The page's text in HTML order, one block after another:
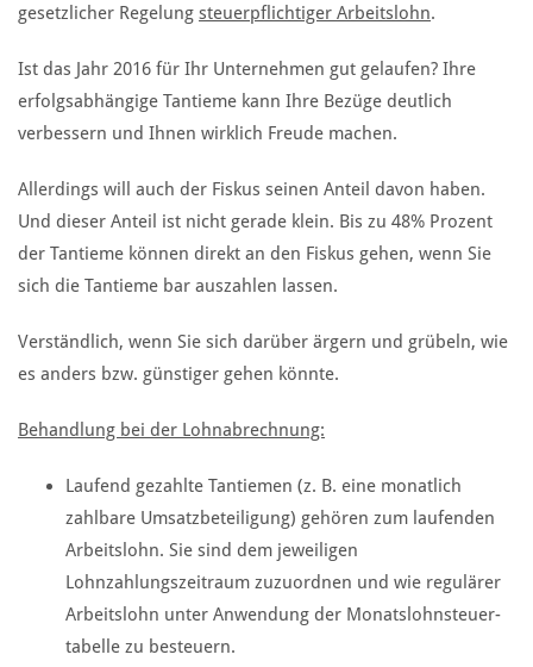
gesetzlicher Regelung steuerpflichtiger Arbeitslohn.
Ist das Jahr 2016 für Ihr Unternehmen gut gelaufen? Ihre
erfolgsabhängige Tantieme kann Ihre Bezüge deutlich
verbessern und Ihnen wirklich Freude machen.
Allerdings will auch der Fiskus seinen Anteil davon haben.
Und dieser Anteil ist nicht gerade klein. Bis zu 48% Prozent
der Tantieme können direkt an den Fiskus gehen, wenn Sie
sich die Tantieme bar auszahlen lassen.
Verständlich, wenn Sie sich darüber ärgern und grübeln, wie
es anders bzw. günstiger gehen könnte.
Behandlung bei der Lohnabrechnung:
Laufend gezahlte Tantiemen (z. B. eine monatlich
zahlbare Umsatzbeteiligung) gehören zum laufenden
Arbeitslohn. Sie sind dem jeweiligen
Lohnzahlungszeitraum zuzuordnen und wie regulärer
Arbeitslohn unter Anwendung der Monatslohnsteuer-
tabelle zu besteuern.